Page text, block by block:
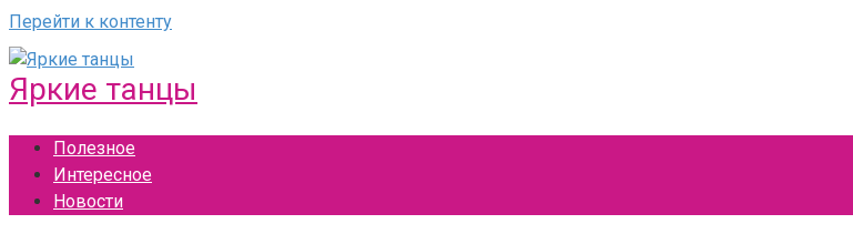
Перейти к контенту
Яркие танцы
Полезное
Интересное
Новости